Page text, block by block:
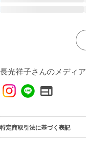
長光祥子さんのメディア
特定商取引法に基づく表記